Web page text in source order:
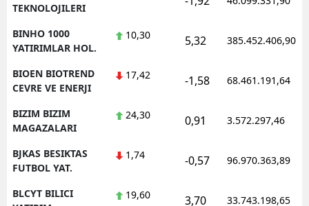
TEKNOLOJILERI
BINHO 1000
YATIRIMLAR HOL.
10,30 5,32 385.452.406,90
BIOEN BIOTREND
CEVRE VE ENERJI
17,42 -1,58 68.461.191,64
BIZIM BIZIM
MAGAZALARI
24,30 0,91 3.572.297,46
BJKAS BESIKTAS
FUTBOL YAT.
1,74 -0,57 96.970.363,89
BLCYT BILICI
19,60 3,70 33.743.198,65